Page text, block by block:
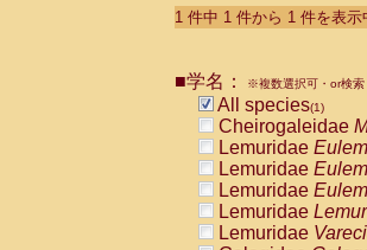
Cebidae Cebus
CebidaeCebus
CebidaeCebus
CebidaeSaimiri
CebidaeSaimiri
AtelidaeAlouatta
AtelidaeAlouatta
AtelidaeAlouatta
AtelidaeAlouatta
1 件中 1 件から 1 件を表示
■学名： ※複数選択可・or検索
All species(1)
Cheirogaleidae
Lemuridae
Lemuridae
Lemuridae
Lemuridae
Lemuridae